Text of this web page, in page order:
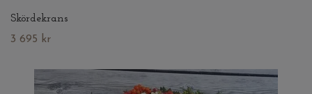
Skördekrans
3 695 kr